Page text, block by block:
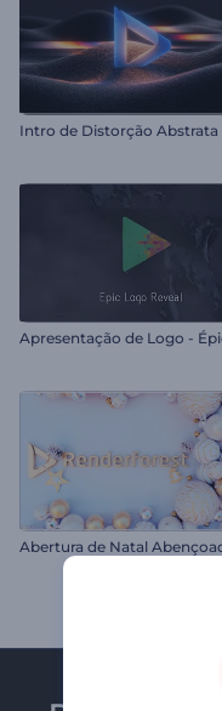
Intro de Distorção Abstrata
Apresentação de Logo -
Abertura de Natal